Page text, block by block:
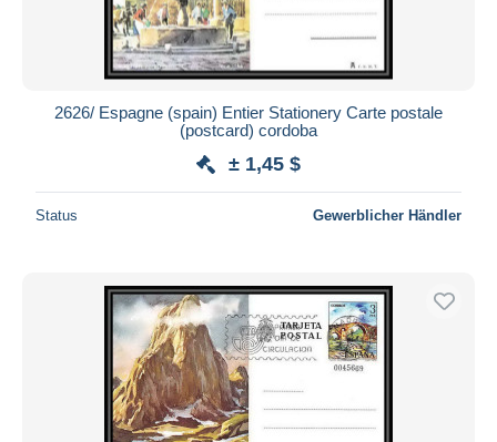
2626/ Espagne (spain) Entier Stationery Carte postale
(postcard) cordoba
± 1,45 $
Status Gewerblicher Händler